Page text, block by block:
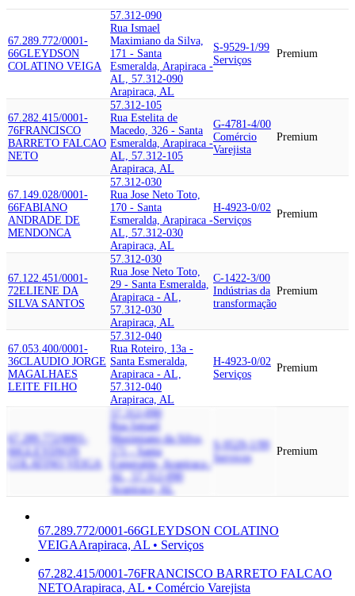
67.289.772/0001-
66GLEYDSON
COLATINO VEIGA
57.312-090
Rua Ismael
Maximiano da Silva,
171 - Santa
Esmeralda, Arapiraca -
AL, 57.312-090
Arapiraca, AL
S-9529-1/99
Serviços
Premium
67.282.415/0001-
76FRANCISCO
BARRETO FALCAO
NETO
57.312-105
Rua Estelita de
Macedo, 326 - Santa
Esmeralda, Arapiraca -
AL, 57.312-105
Arapiraca, AL
G-4781-4/00
Comércio
Varejista
Premium
67.149.028/0001-
66FABIANO
ANDRADE DE
MENDONCA
57.312-030
Rua Jose Neto Toto,
170 - Santa
Esmeralda, Arapiraca -
AL, 57.312-030
Arapiraca, AL
H-4923-0/02
Serviços
Premium
67.122.451/0001-
72ELIENE DA
SILVA SANTOS
57.312-030
Rua Jose Neto Toto,
29 - Santa Esmeralda,
Arapiraca - AL,
57.312-030
Arapiraca, AL
C-1422-3/00
Indústrias da
transformação
Premium
67.053.400/0001-
36CLAUDIO JORGE
MAGALHAES
LEITE FILHO
57.312-040
Rua Roteiro, 13a -
Santa Esmeralda,
Arapiraca - AL,
57.312-040
Arapiraca, AL
H-4923-0/02
Serviços
Premium
67.289.772/0001-
66GLEYDSON
COLATINO VEIGA
57.312-090
Rua Ismael
Maximiano da Silva,
171 - Santa
Esmeralda, Arapiraca -
AL, 57.312-090
Arapiraca, AL
S-9529-1/99
Serviços
Premium
67.289.772/0001-66GLEYDSON COLATINO
VEIGAArapiraca, AL • Serviços
67.282.415/0001-76FRANCISCO BARRETO FALCAO
NETOArapiraca, AL • Comércio Varejista